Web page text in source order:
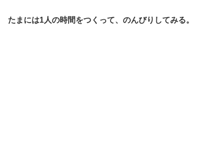
たまには1人の時間をつくって、のんびりしてみる。